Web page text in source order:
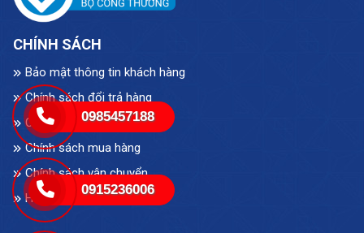
CHÍNH SÁCH
Bảo mật thông tin khách hàng
Chính sách đổi trả hàng
Chính sách bảo hành
Chính sách mua hàng
Chính sách vận chuyển
Hình thức thanh toán
0985457188
0915236006